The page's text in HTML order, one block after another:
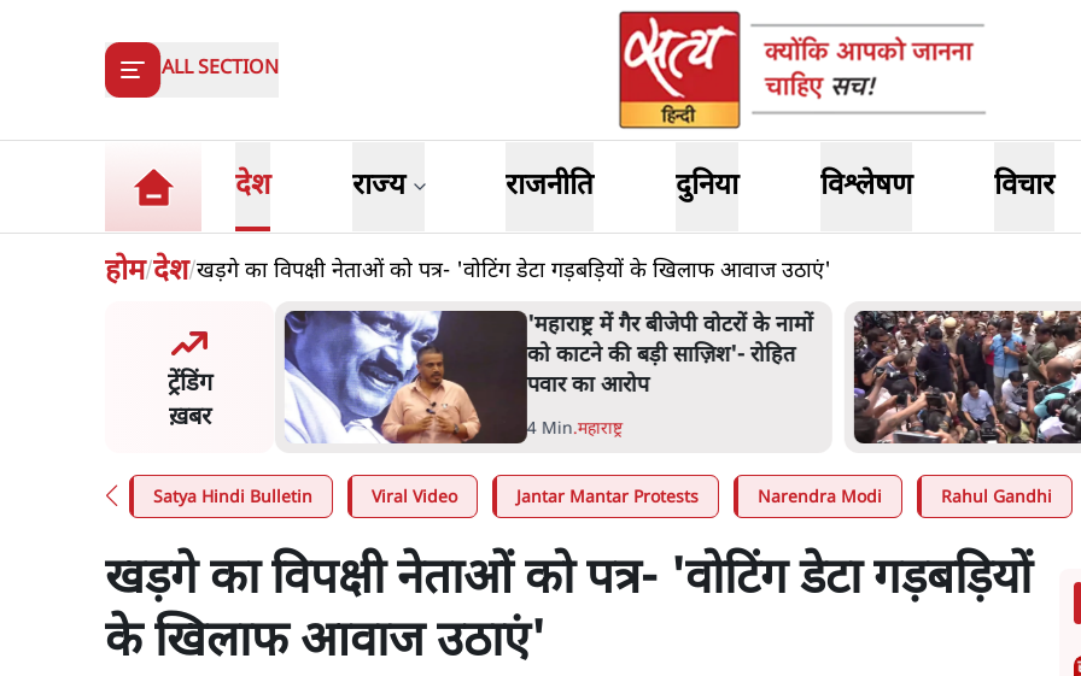
ALL SECTION
देश राज्य राजनीति दुनिया विश्लेषण विचार
होम/देश/खड़गे का विपक्षी नेताओं को पत्र- 'वोटिंग डेटा गड़बड़ियों के खिलाफ आवाज उठाएं'
ट्रेंडिंग
ख़बर
ने डाबर शहद, गाय के घी और
उत्पाद की बिक्री पर रोक
'महाराष्ट्र में गैर बीजेपी वोटरों के नामों
को काटने की बड़ी साज़िश'- रोहित
पवार का आरोप
4 Min.महाराष्ट्र
Satya Hindi Bulletin Viral Video Jantar Mantar Protests Narendra Modi Rahul Gandhi
खड़गे का विपक्षी नेताओं को पत्र- 'वोटिंग डेटा गड़बड़ियों
के खिलाफ आवाज उठाएं'